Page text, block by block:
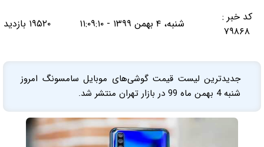
کد خبر :
۷۹۸۶۸
شنبه، ۴ بهمن ۱۳۹۹ - ۱۱:۰۹:۱۰ ۱۹۵۲۰ بازدید
جدیدترین لیست قیمت گوشی‌های موبایل سامسونگ امروز
شنبه 4 بهمن ماه 99 در بازار تهران منتشر شد.